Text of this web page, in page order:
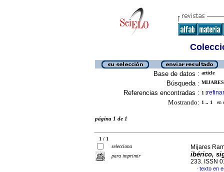
Base de datos : article
Búsqueda :
Referencias encontradas : 1 [refinar
Mostrando: 1 .. 1 en
página 1 de 1
1 / 1
selecciona
para imprimir
Mijares
ibérico,
233. ISSN
· texto en